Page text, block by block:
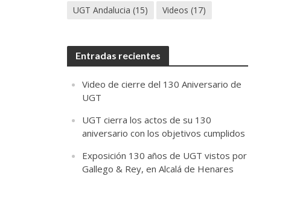
UGT Andalucia (15) Videos (17)
Entradas recientes
Video de cierre del 130 Aniversario de
UGT
UGT cierra los actos de su 130
aniversario con los objetivos cumplidos
Exposición 130 años de UGT vistos por
Gallego & Rey, en Alcalá de Henares